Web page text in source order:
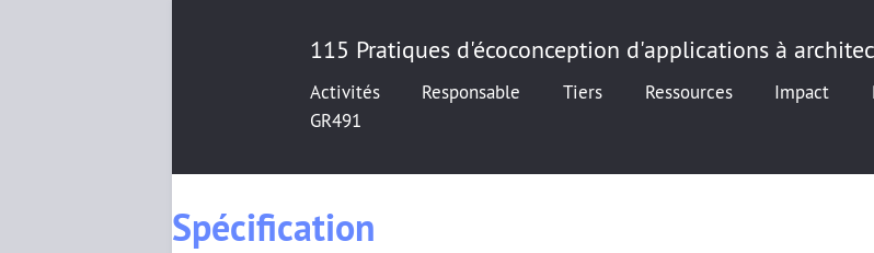
115 Pratiques d'écoconception d'applications à
Activités Responsable Tiers Ressources Impact
GR491
Spécification